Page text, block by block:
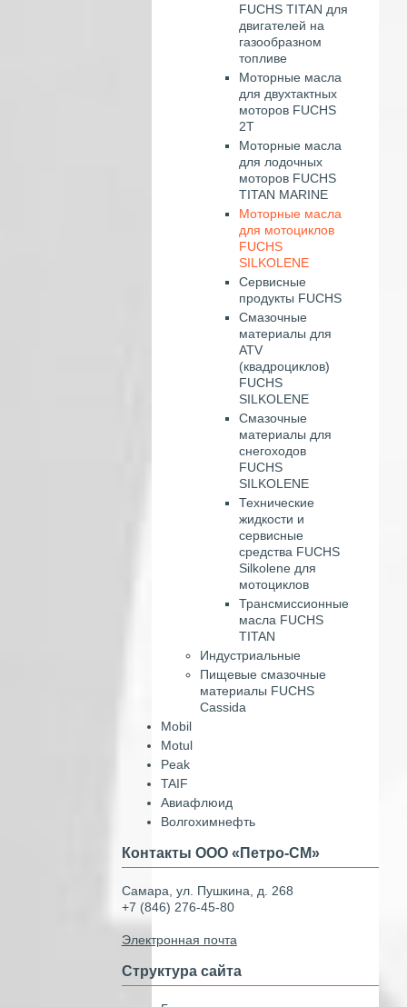
FUCHS TITAN для
двигателей на
газообразном
топливе
Моторные масла
для двухтактных
моторов FUCHS
2T
Моторные масла
для лодочных
моторов FUCHS
TITAN MARINE
Моторные масла
для мотоциклов
FUCHS
SILKOLENE
Сервисные
продукты FUCHS
Смазочные
материалы для
ATV
(квадроциклов)
FUCHS
SILKOLENE
Смазочные
материалы для
снегоходов
FUCHS
SILKOLENE
Технические
жидкости и
сервисные
средства FUCHS
Silkolene для
мотоциклов
Трансмиссионные
масла FUCHS
TITAN
Индустриальные
Пищевые смазочные
материалы FUCHS
Cassida
Mobil
Motul
Peak
TAIF
Авиафлюид
Волгохимнефть
Контакты ООО «Петро-СМ»
Самара, ул. Пушкина, д. 268
+7 (846) 276-45-80
Электронная почта
Структура сайта